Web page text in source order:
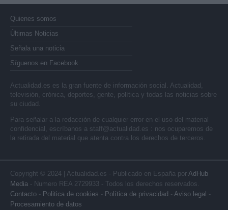
Quienes somos
Últimas Noticias
Señala una noticia
Síguenos en Facebook
Actualidad.es es la gran fuente de información social. Actualidad,
televisión, crónica, deportes, gente, política y todas las noticias sobre
su ciudad.
Para señalar a la redacción de cualquier error en el uso del material
confidencial, escríbanos a staff@actualidad.es : nos ocuparemos de
la retirada del material que atenta contra los derechos de terceros.
Copyright © 2024 | Actualidad.es - Publicado en España por AdHub
Media - Numero REA 2729933 - Todos los derechos reservados.
Contacto - Politica de cookies - Política de privacidad - Aviso legal -
Procesamiento de datos